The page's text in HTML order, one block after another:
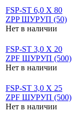
FSP-ST 6,0 X 80
ZPP ШУРУП (50)
Нет в наличии
FSP-ST 3,0 X 20
ZPF ШУРУП (500)
Нет в наличии
FSP-ST 3,0 X 25
ZPF ШУРУП (500)
Нет в наличии